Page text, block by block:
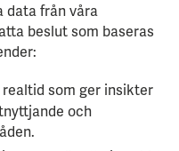
data från våra
beslut som baseras
som ger insikter
och